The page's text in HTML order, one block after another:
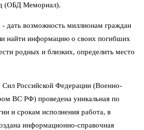
(ОБД Мемориал).
- дать возможность миллионам граждан
найти информацию о своих погибших
родных и близких, определить место
Российской Федерации (Военно-
ВС РФ) проведена уникальная по
и срокам исполнения работа, в
информационно-справочная